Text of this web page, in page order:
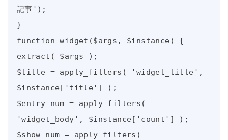
記事');
}
function widget($args, $instance) {
extract( $args );
$title = apply_filters( 'widget_title',
$instance['title'] );
$entry_num = apply_filters(
'widget_body', $instance['count'] );
$show_num = apply_filters(